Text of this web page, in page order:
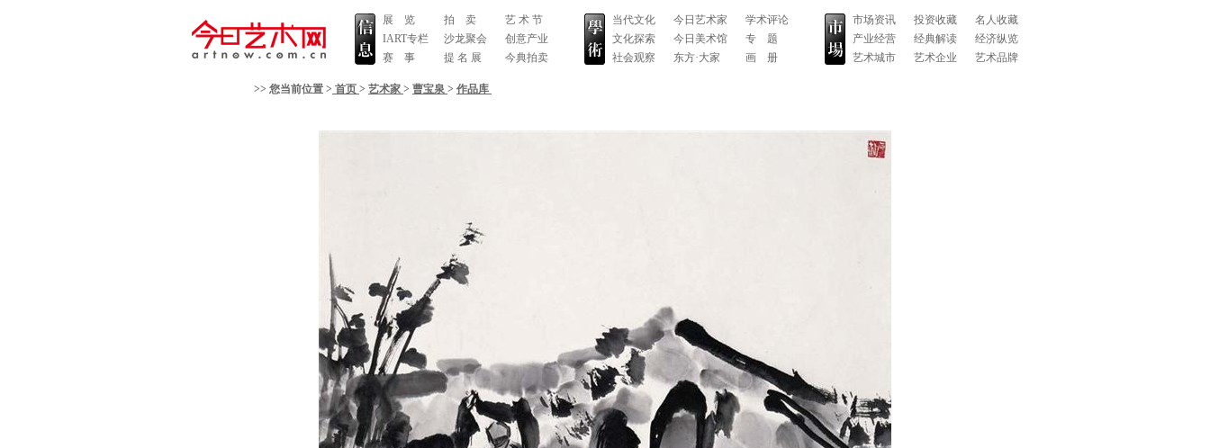
展 览
IART专栏
赛 事
拍 卖
沙龙聚会
提 名 展
艺 术 节
创意产业
今典拍卖
当代文化
文化探索
社会观察
今日艺术家
今日美术馆
东方·大家
学术评论
专 题
画 册
市场资讯
产业经营
艺术城市
投资收藏
经典解读
艺术企业
名人收藏
经济纵览
艺术品牌
>> 您当前位置 > 首页 > 艺术家 > 曹宝泉 > 作品库